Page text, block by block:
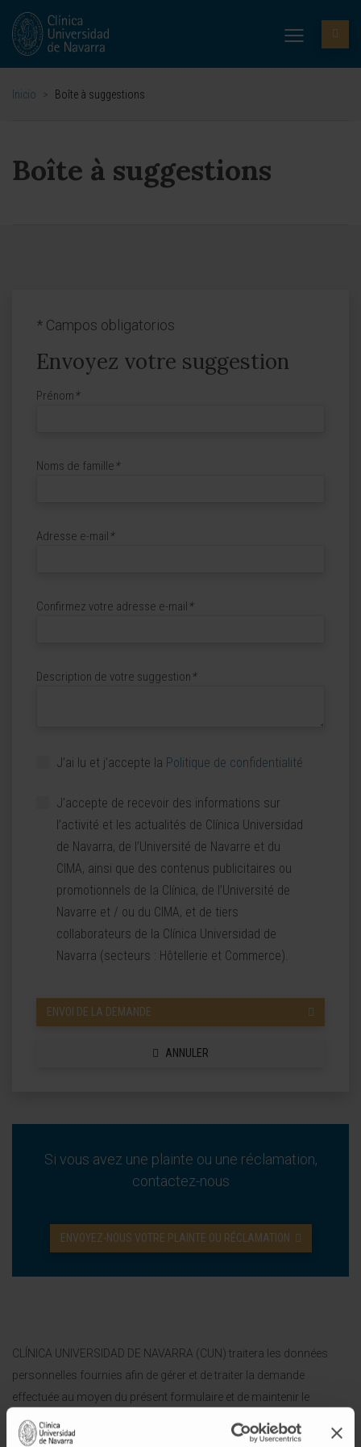
Inicio > Boîte à suggestions
Boîte à suggestions
* Campos obligatorios
Envoyez votre suggestion
Prénom *
Noms de famille *
Adresse e-mail *
Confirmez votre adresse e-mail *
Description de votre suggestion *
J’ai lu et j’accepte la Politique de confidentialité
J’accepte de recevoir des informations sur
l’activité et les actualités de Clínica Universidad
de Navarra, de l’Université de Navarre et du
CIMA, ainsi que des contenus publicitaires ou
promotionnels de la Clínica, de l’Université de
Navarre et / ou du CIMA, et de tiers
collaborateurs de la Clínica Universidad de
Navarra (secteurs : Hôtellerie et Commerce).
ANNULER
ENVOI DE LA DEMANDE
Si vous avez une plainte ou une réclamation,
contactez-nous
ENVOYEZ-NOUS VOTRE PLAINTE OU RÉCLAMATION
CLÍNICA UNIVERSIDAD DE NAVARRA (CUN) traitera les données
personnelles fournies afin de gérer et de traiter la demande
effectuée au moyen du présent formulaire et de maintenir le
contact avec vous. La base du traitement de vos données est la
gestion et le traitement de la relation juridique établie lors de la